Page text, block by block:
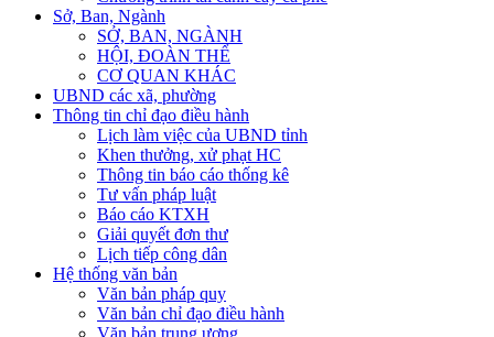
Sở, Ban, Ngành
SỞ, BAN, NGÀNH
HỘI, ĐOÀN THỂ
CƠ QUAN KHÁC
UBND các xã, phường
Thông tin chỉ đạo điều hành
Lịch làm việc của UBND tỉnh
Khen thưởng, xử phạt HC
Thông tin báo cáo thống kê
Tư vấn pháp luật
Báo cáo KTXH
Giải quyết đơn thư
Lịch tiếp công dân
Hệ thống văn bản
Văn bản pháp quy
Văn bản chỉ đạo điều hành